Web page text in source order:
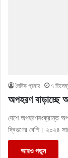
দৈনিক প্রবাহ ৭
অপহরণ বাড়াচ্ছে
দেশে অপহরণসংক্রান্ত
দ্বিগুণের বেশি। ২০২৪
আরও পড়ুন